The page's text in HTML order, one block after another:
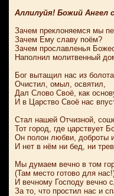
Аллилуйя! Божий Ангел
Зачем преклоняемся мы
Зачем Ему славу поём?
Зачем прославленья
Наполнил молитвенный
Бог вытащил нас из
Очистил, омыл, освятил,
Дал Слово Своё, как
И в Царство Своё нас
Стал нашей Отчизной,
Тот город, где царствует
Он полон любви, доброты
И нет в нём ни бед, ни
Мы думаем вечно в том
(Там место готово для
И вечному Господу вечно
За то, что простил нас и